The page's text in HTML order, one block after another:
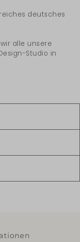
deutsches
alle unsere
Studio in